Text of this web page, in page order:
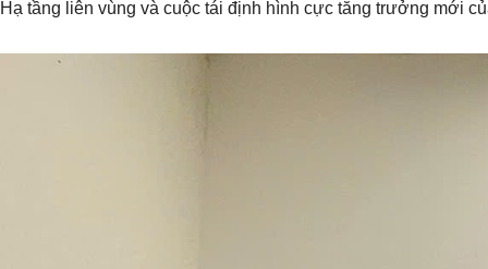
Hạ tầng liên vùng và cuộc tái định hình cực tăng trưởng mới